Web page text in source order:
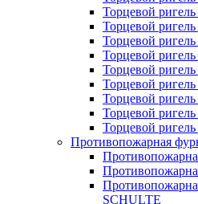
Торцевой
Торцевой
Торцевой
Торцевой
Торцевой
Торцевой
Торцевой
Торцевой
Торцевой ригель
Противопожарная
SCHULTE